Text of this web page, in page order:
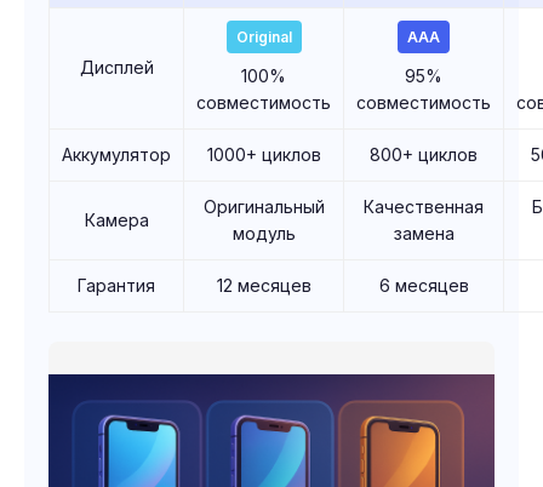
Дисплей
Original
100%
совместимость
AAA
95%
совместимость
Аккумулятор 1000+ циклов 800+ циклов
Камера
Оригинальный
модуль
Качественная
замена
Гарантия 12 месяцев 6 месяцев